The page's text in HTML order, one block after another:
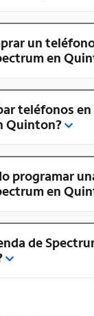
un
en
teléfonos
Quinton?
programar
en
de